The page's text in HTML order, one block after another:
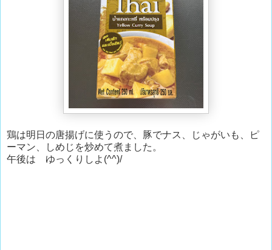
鶏は明日の唐揚げに使うので、豚でナス、じゃがいも、ピ
ーマン、しめじを炒めて煮ました。
午後は ゆっくりしよ(^^)/